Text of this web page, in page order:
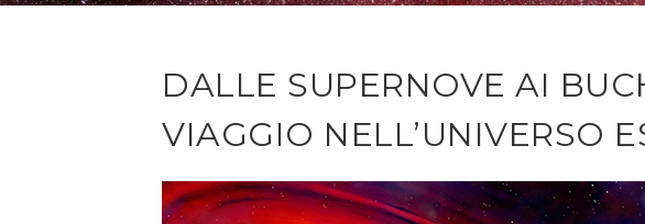
DALLE SUPERNOVE AI
VIAGGIO NELL’UNIVERSO